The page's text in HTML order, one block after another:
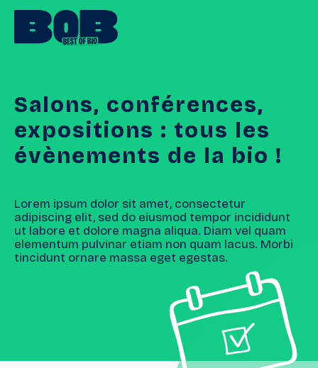
Salons, conférences,
expositions : tous les
évènements de la bio !
Lorem ipsum dolor sit amet, consectetur
adipiscing elit, sed do eiusmod tempor incididunt
ut labore et dolore magna aliqua. Diam vel quam
elementum pulvinar etiam non quam lacus. Morbi
tincidunt ornare massa eget egestas.